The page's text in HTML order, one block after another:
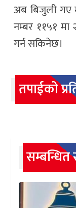
अब बिजुली गए
नम्बर ११५१ मा
गर्न सकिनेछ।
तपाईको
सम्बन्धित